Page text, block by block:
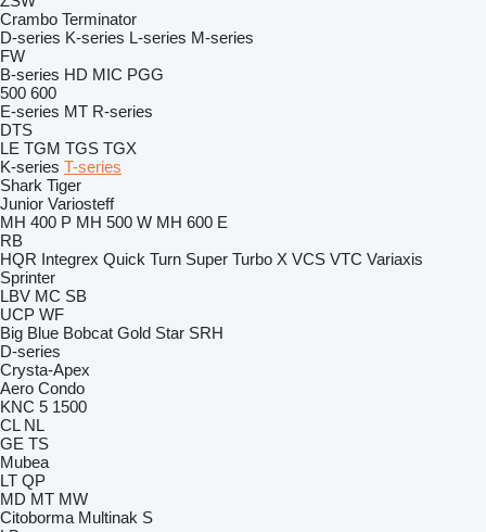
Crambo Terminator
D-series K-series L-series M-series
FW
B-series HD MIC PGG
500 600
E-series MT R-series
DTS
LE TGM TGS TGX
K-series T-series
Shark Tiger
Junior Variosteff
MH 400 P MH 500 W MH 600 E
RB
HQR Integrex Quick Turn Super Turbo X VCS VTC Variaxis
Sprinter
LBV MC SB
UCP WF
Big Blue Bobcat Gold Star SRH
D-series
Crysta-Apex
Aero Condo
KNC 5 1500
CL NL
GE TS
Mubea
LT QP
MD MT MW
Citoborma Multinak S